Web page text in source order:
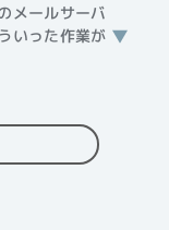
メールサーバ
いった作業が